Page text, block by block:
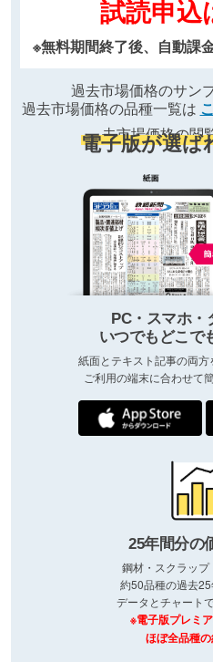
試読申込
※無料期間終了後、自動課
過去市場価格のサン
過去市場価格の品種一覧は
去市場価格の閲
電子版が選ば
PC・スマホ・
いつでもどこで
紙面とテキスト記事の両方
ご利用の端末に合わせて
25年間分の
鋼材・スクラッ
約50品種の過去
データとチャート
※電子版プレミ
ほぼ全品種